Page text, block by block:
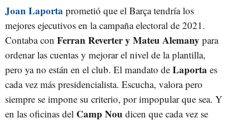
Joan Laporta prometió que el Barça tendría los
mejores ejecutivos en la campaña electoral de 2021.
Contaba con Ferran Reverter y Mateu Alemany para
ordenar las cuentas y mejorar el nivel de la plantilla,
pero ya no están en el club. El mandato de Laporta es
cada vez más presidencialista. Escucha, valora pero
siempre se impone su criterio, por impopular que sea. Y
en las oficinas del Camp Nou dicen que cada vez se